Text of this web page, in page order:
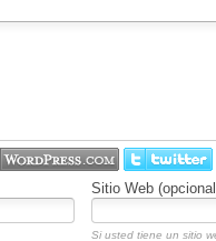
Sitio Web
Si usted tiene un sitio